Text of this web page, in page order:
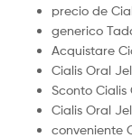
precio de
generico
Acquistare
Cialis Oral
Sconto Cialis
Cialis Oral
conveniente